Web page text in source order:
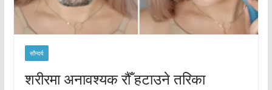
सौन्दर्य
शरीरमा अनावश्यक रौँ हटाउने तरिका